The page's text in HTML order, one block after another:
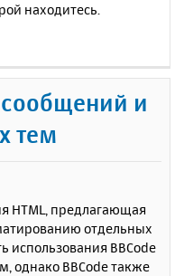
находитесь.
и
тем
HTML, предлагающая
отдельных
использования BBCode
однако BBCode также